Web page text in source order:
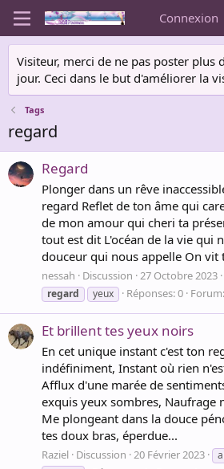
Connexion
Visiteur, merci de ne pas poster plus
jour. Ceci dans le but d'améliorer la
Tags
regard
Regard
Plonger dans un rêve
regard Reflet de ton âme qui
de mon amour qui cheri ta
tout est dit L'océan de la vie qui
douceur qui nous appelle On vit
nessah Discussion 27 Octobre 2023
regard
yeux Réponses: 0 Forum:
Et brillent tes yeux noirs
En cet unique instant c'est ton
indéfiniment, Instant où rien
Afflux d'une marée de
exquis yeux sombres, Naufrage
Me plongeant dans la douce
tes doux bras, éperdue...
Raziel Discussion 20 Février 2023